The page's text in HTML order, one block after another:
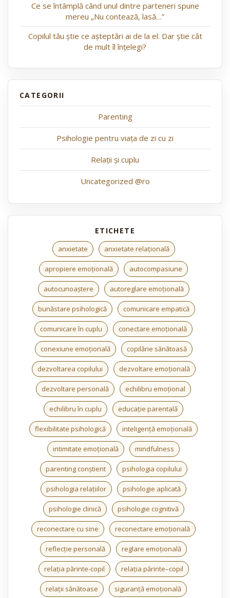
Ce se întâmplă când unul dintre parteneri spune
mereu „Nu contează, lasă…”
Copilul tău știe ce așteptări ai de la el. Dar știe cât
de mult îl înțelegi?
Parenting
Psihologie pentru viața de zi cu zi
Relații și cuplu
Uncategorized @ro
anxietate anxietate relațională
apropiere emoțională autocompasiune
autocunoaștere autoreglare emoțională
bunăstare psihologică comunicare empatică
comunicare în cuplu conectare emoțională
conexiune emoțională copilărie sănătoasă
dezvoltarea copilului dezvoltare emoțională
dezvoltare personală echilibru emoțional
echilibru în cuplu educație parentală
flexibilitate psihologică inteligență emoțională
intimitate emoțională mindfulness
parenting conștient psihologia copilului
psihologia relațiilor psihologie aplicată
psihologie clinică psihologie cognitivă
reconectare cu sine reconectare emoțională
reflecție personală reglare emoțională
relația părinte-copil relația părinte–copil
relații sănătoase siguranță emoțională